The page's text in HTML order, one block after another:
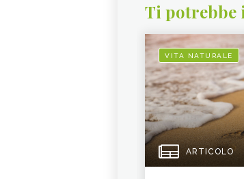
Ti potrebbe
VITA NATURALE
ARTICOLO